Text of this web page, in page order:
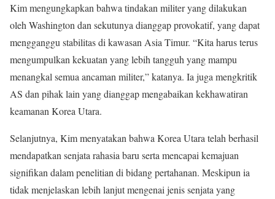
Kim mengungkapkan bahwa tindakan militer yang dilakukan
oleh Washington dan sekutunya dianggap provokatif, yang dapat
mengganggu stabilitas di kawasan Asia Timur. “Kita harus terus
mengumpulkan kekuatan yang lebih tangguh yang mampu
menangkal semua ancaman militer,” katanya. Ia juga mengkritik
AS dan pihak lain yang dianggap mengabaikan kekhawatiran
keamanan Korea Utara.
Selanjutnya, Kim menyatakan bahwa Korea Utara telah berhasil
mendapatkan senjata rahasia baru serta mencapai kemajuan
signifikan dalam penelitian di bidang pertahanan. Meskipun ia
tidak menjelaskan lebih lanjut mengenai jenis senjata yang